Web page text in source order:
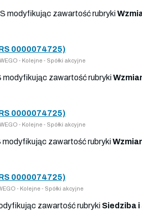
modyfikując zawartość rubryki
0000074725)
- Kolejne - Spółki akcyjne
modyfikując zawartość rubryki
0000074725)
- Kolejne - Spółki akcyjne
modyfikując zawartość rubryki
0000074725)
- Kolejne - Spółki akcyjne
zawartość rubryki Siedziba